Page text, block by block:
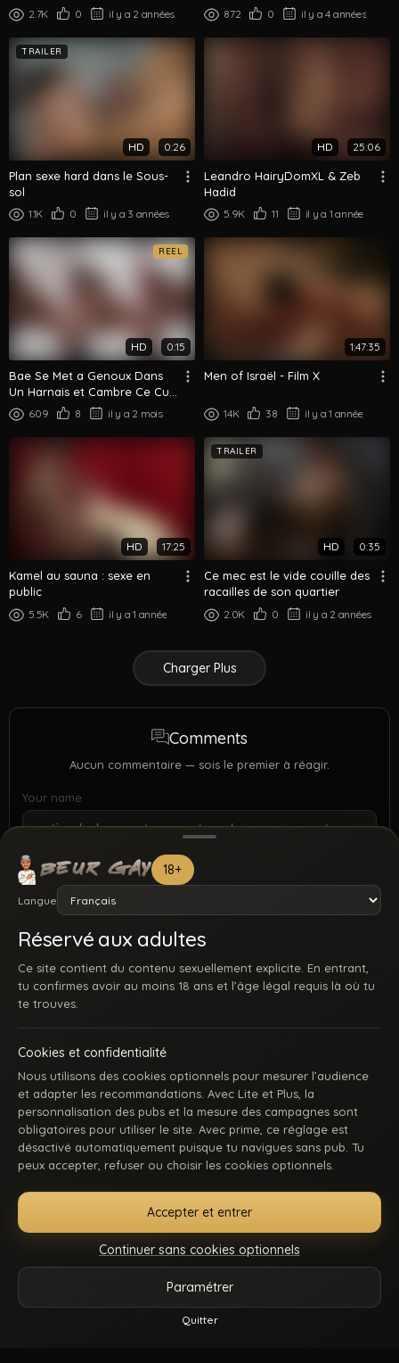
18+
Langue
Réservé aux adultes
Ce site contient du contenu sexuellement explicite. En entrant,
tu confirmes avoir au moins 18 ans et l’âge légal requis là où tu
te trouves.
Cookies et confidentialité
Nous utilisons des cookies optionnels pour mesurer l’audience
et adapter les recommandations. Avec Lite et Plus, la
personnalisation des pubs et la mesure des campagnes sont
obligatoires pour utiliser le site. Avec prime, ce réglage est
désactivé automatiquement puisque tu navigues sans pub. Tu
peux accepter, refuser ou choisir les cookies optionnels.
Accepter et entrer
Continuer sans cookies optionnels
Paramétrer
Quitter
2.7K 0 il y a 2 années 872 0 il y a 4 années
TRAILER
HD 0:26
Plan sexe hard dans le Sous-
sol
1.1K 0 il y a 3 années
HD 25:06
Leandro HairyDomXL & Zeb
Hadid
5.9K 11 il y a 1 année
REEL
HD 0:15
Bae Se Met a Genoux Dans
Un Harnais et Cambre Ce Cul
Arabe Vers Le Haut
609 8 il y a 2 mois
1:47:35
Men of Israël - Film X
14K 38 il y a 1 année
HD 17:25
Kamel au sauna : sexe en
public
5.5K 6 il y a 1 année
TRAILER
HD 0:35
Ce mec est le vide couille des
racailles de son quartier
2.0K 0 il y a 2 années
Charger Plus
Comments
Aucun commentaire — sois le premier à réagir.
Your name
ACCUEIL INSCRIPTION SE CONNECTER SUPPORT / CONTACT
CONDITIONS D’UTILISATION
DMCA 18 U.S.C. 2257
GÉRER MES COOKIES
La première communauté en ligne dédiée au porno gay beur et métissé : des
keums du bled, des rebeus bien montés, des lascars actifs, des passifs
affamés, et du sexe hard comme tu kiffes. Pose-toi, mate, et régale-toi. Balance-
- Tous droits sont réservés.
Reels